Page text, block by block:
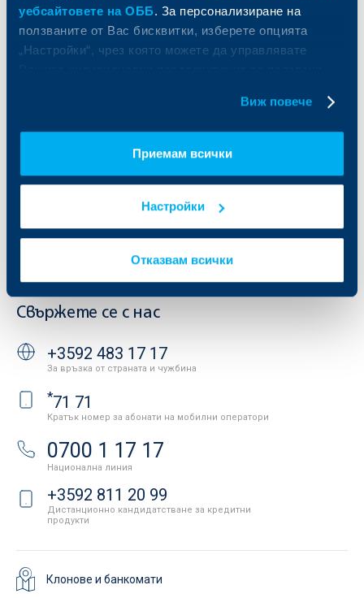
уебсайтовете на ОББ. За персонализиране на
ползваните от Вас бисквитки, изберете опцията
„Настройки“, чрез която можете да управлявате
Виж повече
Приемам всички
Настройки
Отказвам всички
За ОББ
Кои сме ние
Европейско финансиране
Други документи
Новини
Контакти
Групата на KBC
ДЗИ
ОББ Застрахователен брокер
Условия за ползване на сайта
Защита на личните данни
Важни документи
Свържете се с нас
+3592 483 17 17
За връзка от страната и чужбина
*71 71
Кратък номер за абонати на мобилни оператори
0700 1 17 17
Национална линия
+3592 811 20 99
Дистанционно кандидатстване за кредитни
продукти
Клонове и банкомати